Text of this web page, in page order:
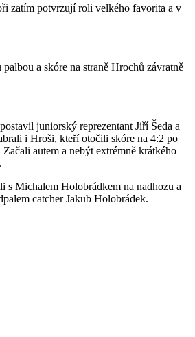
zatím potvrzují roli velkého favorita a v
a skóre na straně Hrochů závratně
juniorský reprezentant Jiří Šeda a
i Hroši, kteří otočili skóre na 4:2 po
autem a nebýt extrémně krátkého
s Michalem Holobrádkem na nadhozu a
catcher Jakub Holobrádek.